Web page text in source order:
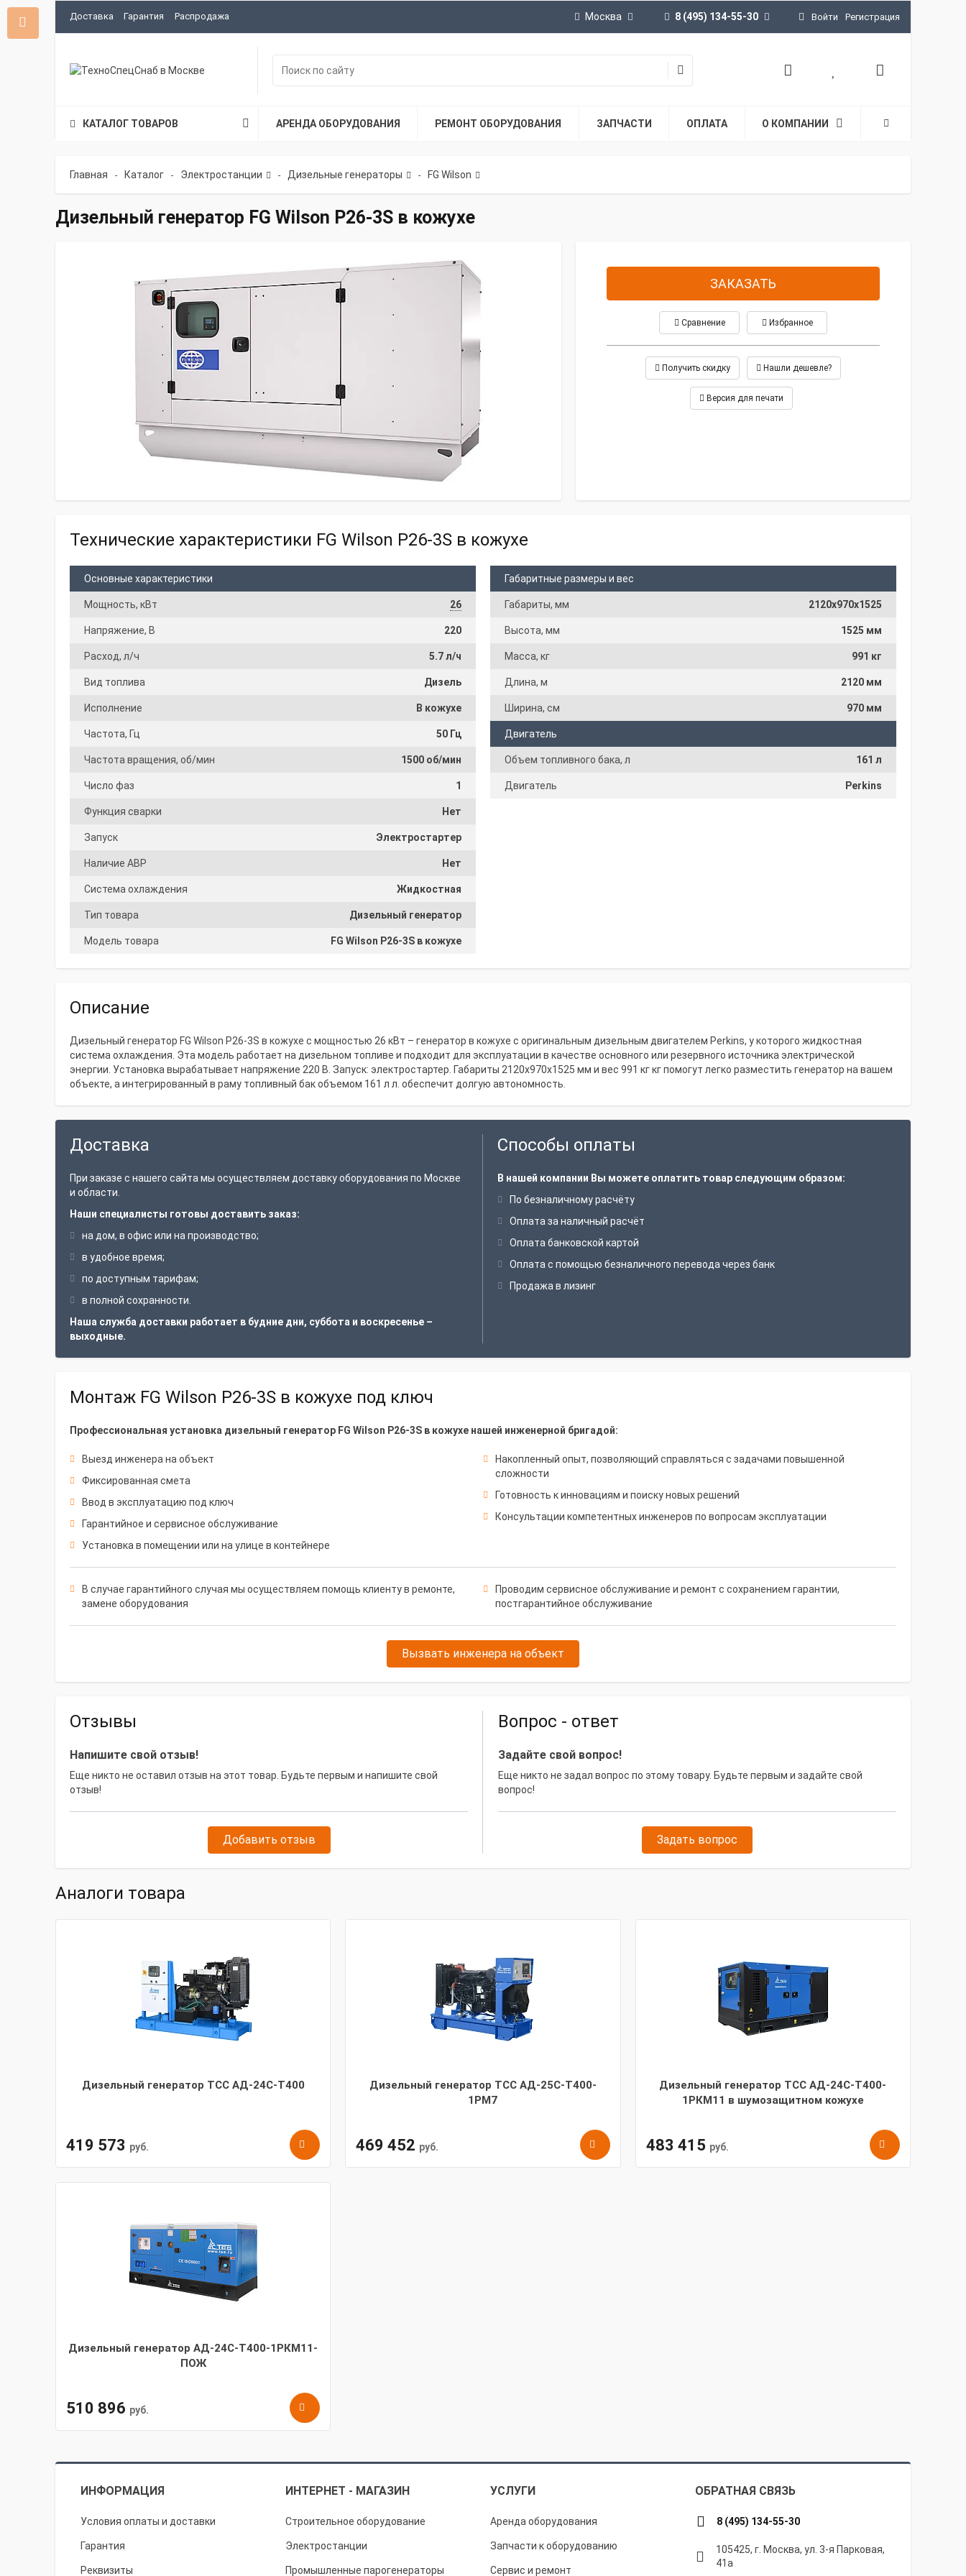
Доставка Гарантия Распродажа Москва 8 (495) 134-55-30 Войти Регистрация
КАТАЛОГ ТОВАРОВ АРЕНДА ОБОРУДОВАНИЯ РЕМОНТ ОБОРУДОВАНИЯ ЗАПЧАСТИ ОПЛАТА О КОМПАНИИ
Главная - Каталог - Электростанции - Дизельные генераторы - FG Wilson
Дизельный генератор FG Wilson P26-3S в кожухе
ЗАКАЗАТЬ
Сравнение Избранное
Получить скидку Нашли дешевле?
Версия для печати
Технические характеристики FG Wilson P26-3S в кожухе
Основные характеристики
Мощность, кВт 26
Напряжение, В 220
Расход, л/ч 5.7 л/ч
Вид топлива Дизель
Исполнение В кожухе
Частота, Гц 50 Гц
Частота вращения, об/мин 1500 об/мин
Число фаз 1
Функция сварки Нет
Запуск Электростартер
Наличие АВР Нет
Система охлаждения Жидкостная
Тип товара Дизельный генератор
Модель товара FG Wilson P26-3S в кожухе
Габаритные размеры и вес
Габариты, мм 2120х970х1525
Высота, мм 1525 мм
Масса, кг 991 кг
Длина, м 2120 мм
Ширина, см 970 мм
Двигатель
Объем топливного бака, л 161 л
Двигатель Perkins
Описание
Дизельный генератор FG Wilson P26-3S в кожухе с мощностью 26 кВт – генератор в кожухе с оригинальным дизельным двигателем Perkins, у которого жидкостная
система охлаждения. Эта модель работает на дизельном топливе и подходит для эксплуатации в качестве основного или резервного источника электрической
энергии. Установка вырабатывает напряжение 220 В. Запуск: электростартер. Габариты 2120х970х1525 мм и вес 991 кг кг помогут легко разместить генератор на вашем
объекте, а интегрированный в раму топливный бак объемом 161 л л. обеспечит долгую автономность.
Доставка
При заказе с нашего сайта мы осуществляем доставку оборудования по Москве
и области.
Наши специалисты готовы доставить заказ:
на дом, в офис или на производство;
в удобное время;
по доступным тарифам;
в полной сохранности.
Наша служба доставки работает в будние дни, суббота и воскресенье –
выходные.
Способы оплаты
В нашей компании Вы можете оплатить товар следующим образом:
По безналичному расчёту
Оплата за наличный расчёт
Оплата банковской картой
Оплата с помощью безналичного перевода через банк
Продажа в лизинг
Монтаж FG Wilson P26-3S в кожухе под ключ
Профессиональная установка дизельный генератор FG Wilson P26-3S в кожухе нашей инженерной бригадой:
Выезд инженера на объект
Фиксированная смета
Ввод в эксплуатацию под ключ
Гарантийное и сервисное обслуживание
Установка в помещении или на улице в контейнере
Накопленный опыт, позволяющий справляться с задачами повышенной
сложности
Готовность к инновациям и поиску новых решений
Консультации компетентных инженеров по вопросам эксплуатации
В случае гарантийного случая мы осуществляем помощь клиенту в ремонте,
замене оборудования
Проводим сервисное обслуживание и ремонт с сохранением гарантии,
постгарантийное обслуживание
Вызвать инженера на объект
Отзывы
Напишите свой отзыв!
Еще никто не оставил отзыв на этот товар. Будьте первым и напишите свой
отзыв!
Добавить отзыв
Вопрос - ответ
Задайте свой вопрос!
Еще никто не задал вопрос по этому товару. Будьте первым и задайте свой
вопрос!
Задать вопрос
Аналоги товара
Дизельный генератор ТСС АД-24С-Т400
419 573 руб.
Дизельный генератор ТСС АД-25С-Т400-
1РМ7
469 452 руб.
Дизельный генератор ТСС АД-24С-Т400-
1РКМ11 в шумозащитном кожухе
483 415 руб.
Дизельный генератор АД-24С-Т400-1РКМ11-
ПОЖ
510 896 руб.
ИНФОРМАЦИЯ ИНТЕРНЕТ - МАГАЗИН УСЛУГИ ОБРАТНАЯ СВЯЗЬ
Условия оплаты и доставки
Гарантия
Реквизиты
Строительное оборудование
Электростанции
Промышленные парогенераторы
Аренда оборудования
Запчасти к оборудованию
Сервис и ремонт
8 (495) 134-55-30
105425, г. Москва, ул. 3-я Парковая,
41а